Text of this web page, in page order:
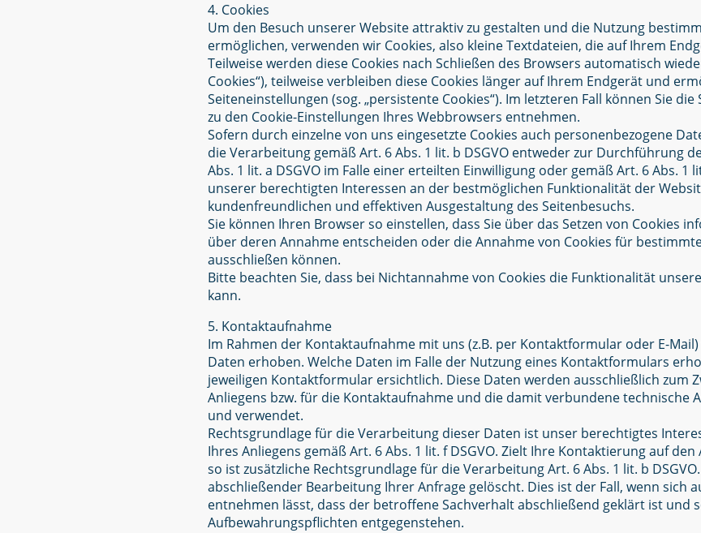
4. Cookies
Um den Besuch unserer Website attraktiv zu gestalten und die Nutzung
ermöglichen, verwenden wir Cookies, also kleine Textdateien, die auf Ihrem
Teilweise werden diese Cookies nach Schließen des Browsers automatisch
Cookies“), teilweise verbleiben diese Cookies länger auf Ihrem Endgerät und
Seiteneinstellungen (sog. „persistente Cookies“). Im letzteren Fall können Sie
zu den Cookie-Einstellungen Ihres Webbrowsers entnehmen.
Sofern durch einzelne von uns eingesetzte Cookies auch personenbezogene
die Verarbeitung gemäß Art. 6 Abs. 1 lit. b DSGVO entweder zur Durchführung
Abs. 1 lit. a DSGVO im Falle einer erteilten Einwilligung oder gemäß Art. 6 Abs. 1
unserer berechtigten Interessen an der bestmöglichen Funktionalität der
kundenfreundlichen und effektiven Ausgestaltung des Seitenbesuchs.
Sie können Ihren Browser so einstellen, dass Sie über das Setzen von Cookies
über deren Annahme entscheiden oder die Annahme von Cookies für
ausschließen können.
Bitte beachten Sie, dass bei Nichtannahme von Cookies die Funktionalität
kann.
5. Kontaktaufnahme
Im Rahmen der Kontaktaufnahme mit uns (z.B. per Kontaktformular oder E-
Daten erhoben. Welche Daten im Falle der Nutzung eines Kontaktformulars
jeweiligen Kontaktformular ersichtlich. Diese Daten werden ausschließlich zum
Anliegens bzw. für die Kontaktaufnahme und die damit verbundene technische
und verwendet.
Rechtsgrundlage für die Verarbeitung dieser Daten ist unser berechtigtes
Ihres Anliegens gemäß Art. 6 Abs. 1 lit. f DSGVO. Zielt Ihre Kontaktierung auf
so ist zusätzliche Rechtsgrundlage für die Verarbeitung Art. 6 Abs. 1 lit. b
abschließender Bearbeitung Ihrer Anfrage gelöscht. Dies ist der Fall, wenn sich
entnehmen lässt, dass der betroffene Sachverhalt abschließend geklärt ist und
Aufbewahrungspflichten entgegenstehen.